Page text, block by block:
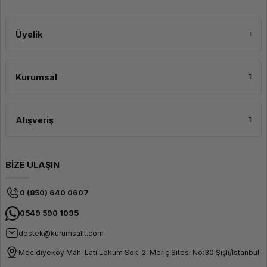
Ergonomik ve Rahat Taşıma
Ergonomik ve ayarlanabilir omuz askısı sayesinde çantayı rahat bir şekilde
taşımak için Lenovo ThinkPad Essential Slim Topload Eco Notebook Çanta
Üyelik
Kurumsal
Alışveriş
BİZE ULAŞIN
0 (850) 640 0607
0549 590 1095
destek@kurumsalit.com
Mecidiyeköy Mah. Lati Lokum Sok. 2. Meriç Sitesi No:30 Şişli/İstanbul